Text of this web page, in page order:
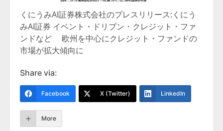
くにうみAI証券株式会社のプレスリリース:くにう
みAI証券 イベント・ドリブン・クレジット・ファ
ンドなど 欧州を中心にクレジット・ファンドの
市場が拡大傾向に
Share via:
Facebook X (Twitter) LinkedIn
More